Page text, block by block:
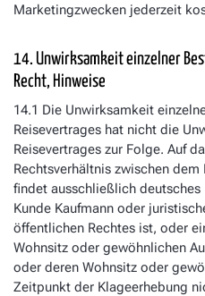
Marketingzwecken jederzeit
14. Unwirksamkeit einzelner
Recht, Hinweise
14.1 Die Unwirksamkeit
Reisevertrages hat nicht die
Reisevertrages zur Folge. Auf
Rechtsverhältnis zwischen
findet ausschließlich
Kunde Kaufmann oder
öffentlichen Rechtes ist, oder
Wohnsitz oder gewöhnlichen
oder deren Wohnsitz oder
Zeitpunkt der Klageerhebung